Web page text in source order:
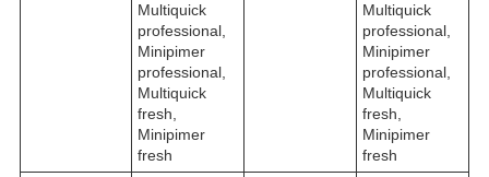
Multiquick
professional,
Minipimer
professional,
Multiquick
fresh,
Minipimer
fresh
Multiquick
professional,
Minipimer
professional,
Multiquick
fresh,
Minipimer
fresh